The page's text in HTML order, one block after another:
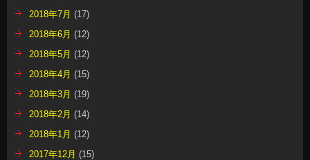
2018年7月 (17)
2018年6月 (12)
2018年5月 (12)
2018年4月 (15)
2018年3月 (19)
2018年2月 (14)
2018年1月 (12)
2017年12月 (15)